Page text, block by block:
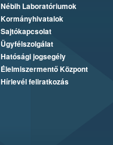
Nébih Laboratóriumok
Kormányhivatalok
Sajtókapcsolat
Ügyfélszolgálat
Hatósági jogsegély
Élelmiszermentő Központ
Hírlevél feliratkozás